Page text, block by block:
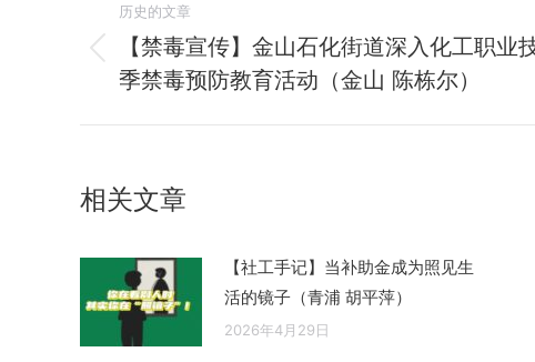
章
航
历史的文章
历
史
的
章：
【禁毒宣传】金山石化街道深入化工职业
季禁毒预防教育活动（金山 陈栋尔）
相关文章
【社工手记】当补助金成为照见生
活的镜子（青浦 胡平萍）
2026年4月29日